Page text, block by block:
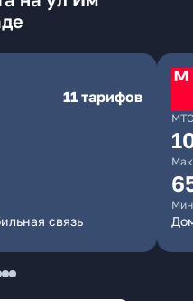
11 тарифов
связь
МТС